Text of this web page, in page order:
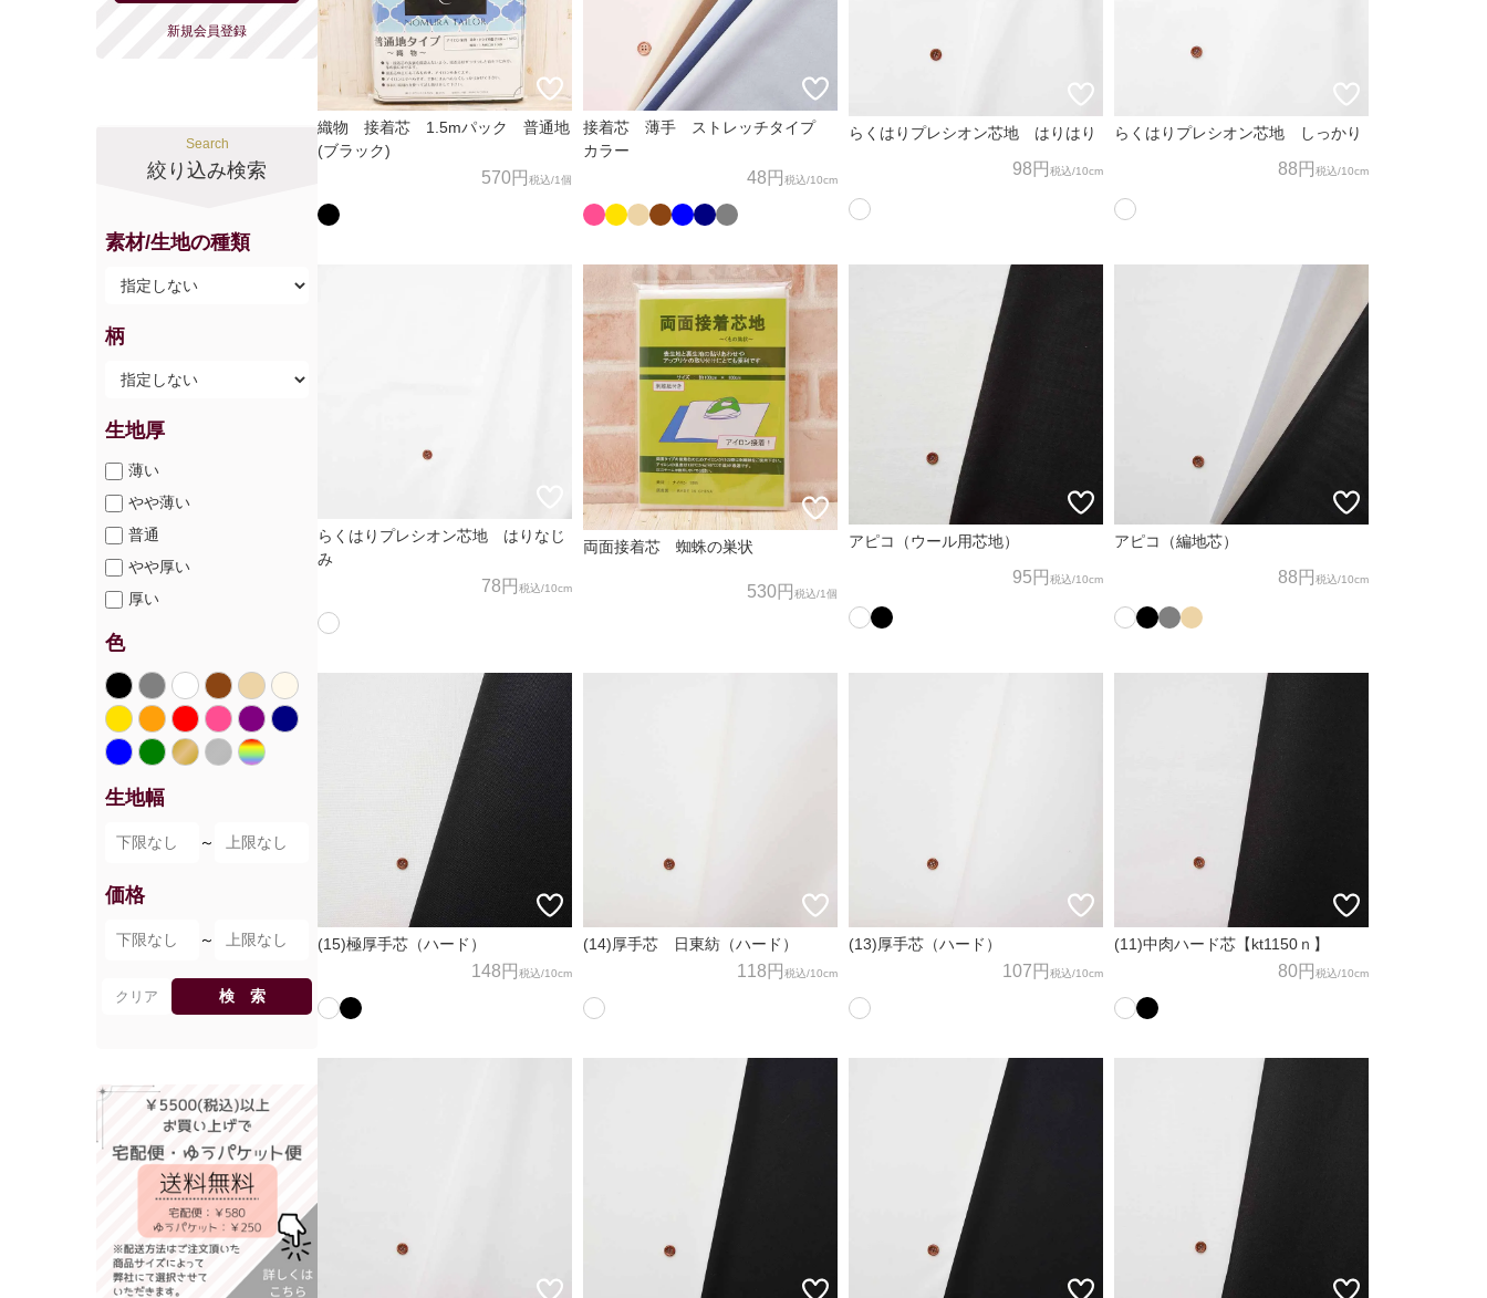
新規会員登録
Search
絞り込み検索
素材/生地の種類
柄
生地厚
薄い
やや薄い
普通
やや厚い
厚い
色
生地幅
～
価格
～
クリア 検 索
織物 接着芯 1.5mパック 普通地
(ブラック)
570円 税込/1個
接着芯 薄手 ストレッチタイプ
カラー
48円 税込/10cm
らくはりプレシオン芯地 はりはり
98円 税込/10cm
らくはりプレシオン芯地 しっかり
88円 税込/10cm
らくはりプレシオン芯地 はりなじ
み
78円 税込/10cm
両面接着芯 蜘蛛の巣状
530円 税込/1個
アピコ（ウール用芯地）
95円 税込/10cm
アピコ（編地芯）
88円 税込/10cm
(15)極厚手芯（ハード）
148円 税込/10cm
(14)厚手芯 日東紡（ハード）
118円 税込/10cm
(13)厚手芯（ハード）
107円 税込/10cm
(11)中肉ハード芯【kt1150ｎ】
80円 税込/10cm